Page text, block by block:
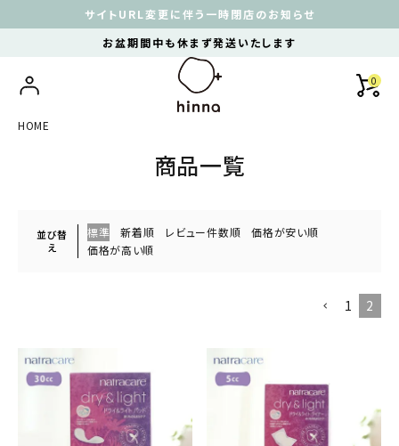
サイトURL変更に伴う一時閉店のお知らせ
お盆期間中も休まず発送いたします
0
HOME
商品一覧
並び替
え
標準 新着順 レビュー件数順
価格が安い順
価格が高い順
1 2